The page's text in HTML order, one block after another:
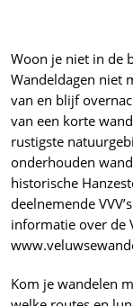
Woon je niet in de
Wandeldagen niet
van en blijf
van een korte
rustigste
onderhouden
historische
deelnemende
informatie over de
Kom je wandelen